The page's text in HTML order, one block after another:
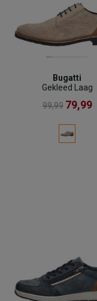
Bugatti
Gekleed Laag
99,99 79,99